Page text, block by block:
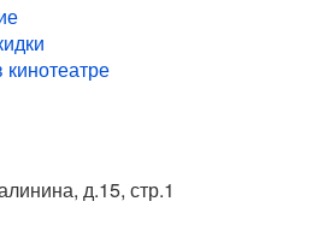
д.15, стр.1